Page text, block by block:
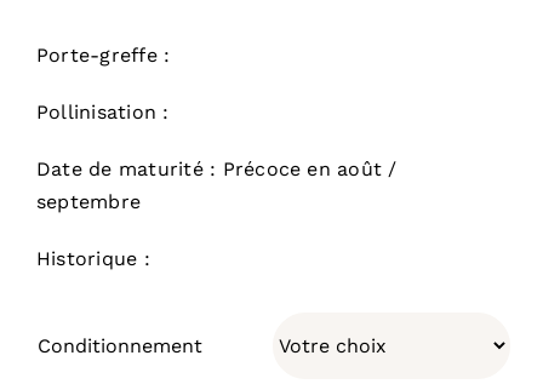
Porte-greffe :
Pollinisation :
Date de maturité : Précoce en août /
septembre
Historique :
Conditionnement